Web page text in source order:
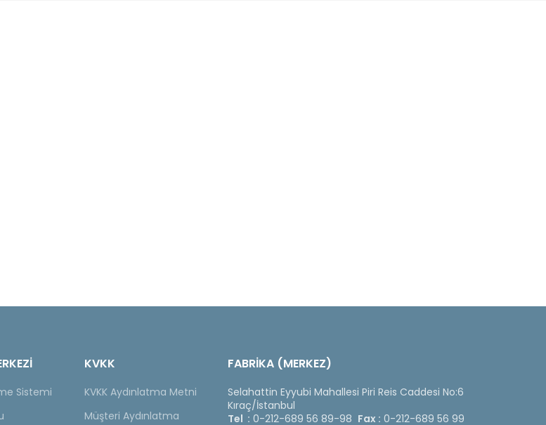
Sistemi
KVKK
KVKK Aydınlatma Metni
Müşteri Aydınlatma
FABRİKA (MERKEZ)
Selahattin Eyyubi Mahallesi Piri Reis Caddesi No:6
Kıraç/İstanbul
Tel : 0-212-689 56 89-98 Fax : 0-212-689 56 99